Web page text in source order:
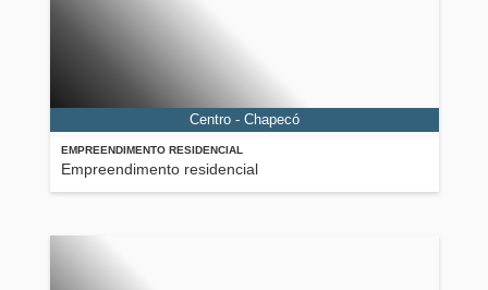
EMPREENDIMENTO RESIDENCIAL
Empreendimento residencial
Centro - Chapecó